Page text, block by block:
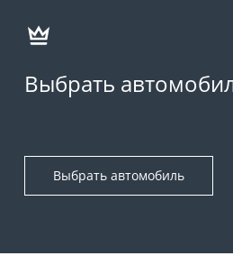
Выбрать
Выбрать автомобиль